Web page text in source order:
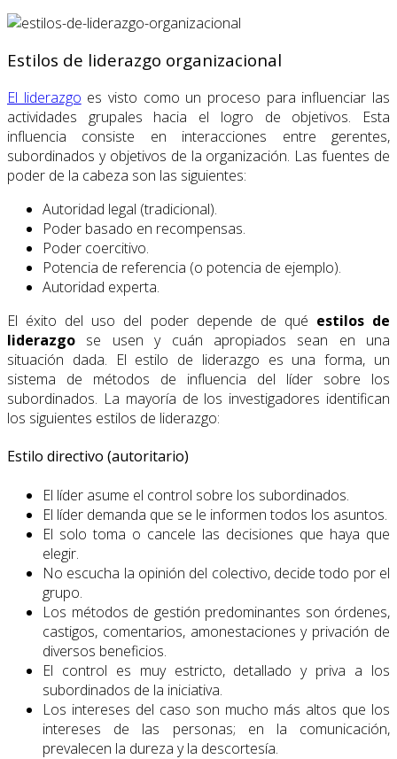
Estilos de liderazgo organizacional
El liderazgo es visto como un proceso para influenciar las
actividades grupales hacia el logro de objetivos. Esta
influencia consiste en interacciones entre gerentes,
subordinados y objetivos de la organización. Las fuentes de
poder de la cabeza son las siguientes:
Autoridad legal (tradicional).
Poder basado en recompensas.
Poder coercitivo.
Potencia de referencia (o potencia de ejemplo).
Autoridad experta.
El éxito del uso del poder depende de qué estilos de
liderazgo se usen y cuán apropiados sean en una
situación dada. El estilo de liderazgo es una forma, un
sistema de métodos de influencia del líder sobre los
subordinados. La mayoría de los investigadores identifican
los siguientes estilos de liderazgo:
Estilo directivo (autoritario)
El líder asume el control sobre los subordinados.
El líder demanda que se le informen todos los asuntos.
El solo toma o cancele las decisiones que haya que
elegir.
No escucha la opinión del colectivo, decide todo por el
grupo.
Los métodos de gestión predominantes son órdenes,
castigos, comentarios, amonestaciones y privación de
diversos beneficios.
El control es muy estricto, detallado y priva a los
subordinados de la iniciativa.
Los intereses del caso son mucho más altos que los
intereses de las personas; en la comunicación,
prevalecen la dureza y la descortesía.